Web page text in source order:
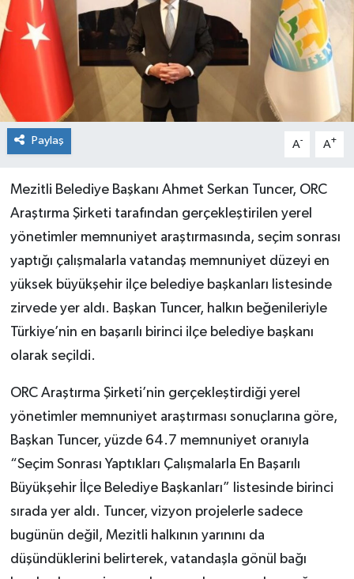
Paylaş A- A+
Mezitli Belediye Başkanı Ahmet Serkan Tuncer, ORC
Araştırma Şirketi tarafından gerçekleştirilen yerel
yönetimler memnuniyet araştırmasında, seçim sonrası
yaptığı çalışmalarla vatandaş memnuniyet düzeyi en
yüksek büyükşehir ilçe belediye başkanları listesinde
zirvede yer aldı. Başkan Tuncer, halkın beğenileriyle
Türkiye’nin en başarılı birinci ilçe belediye başkanı
olarak seçildi.
ORC Araştırma Şirketi’nin gerçekleştirdiği yerel
yönetimler memnuniyet araştırması sonuçlarına göre,
Başkan Tuncer, yüzde 64.7 memnuniyet oranıyla
“Seçim Sonrası Yaptıkları Çalışmalarla En Başarılı
Büyükşehir İlçe Belediye Başkanları” listesinde birinci
sırada yer aldı. Tuncer, vizyon projelerle sadece
bugünün değil, Mezitli halkının yarınını da
düşündüklerini belirterek, vatandaşla gönül bağı